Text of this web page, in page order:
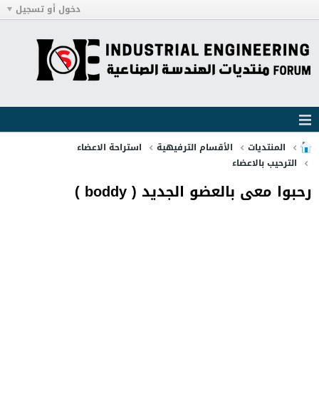
دخول أو تسجيل
المنتديات الأقسام الترفيهية
استراحة الاعضاء
الترحيب بالاعضاء
رحبوا معى بالعضو الجديد ( boddy )